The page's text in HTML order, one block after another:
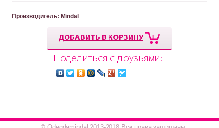
Производитель: Mindal
ДОБАВИТЬ В КОРЗИНУ
Поделиться с друзьями: